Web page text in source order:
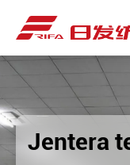
Jentera